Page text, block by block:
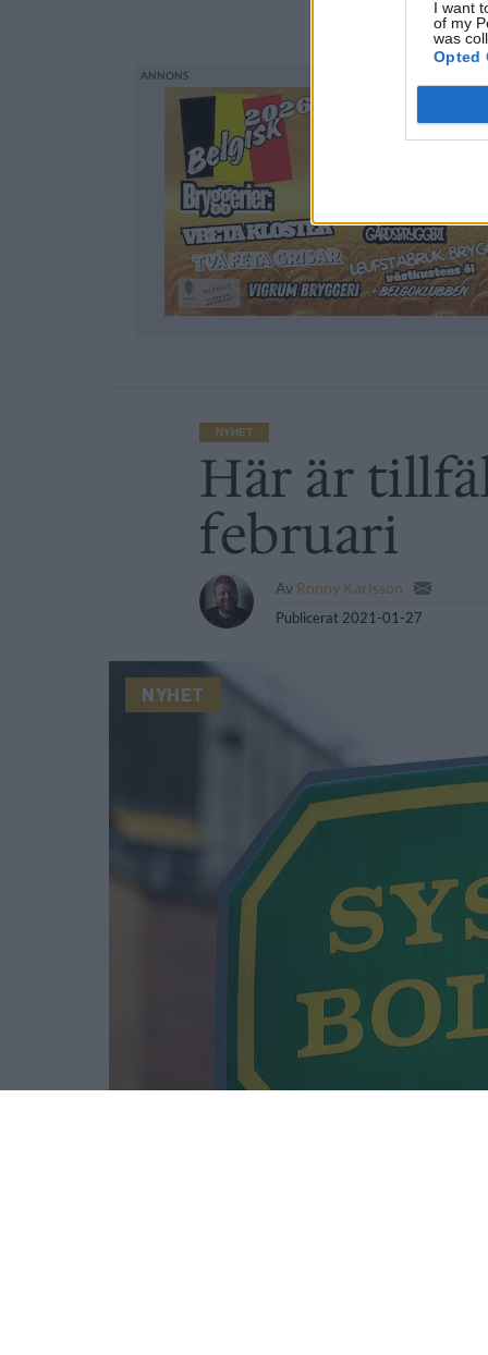
I want
of my
was
Opted
NYHET
Här är
februari
Av Ronny Karlsson
Publicerat 2021-01-27
NYHET